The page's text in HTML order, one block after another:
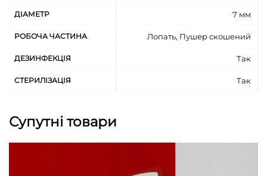
ДІАМЕТР 7 мм
РОБОЧА ЧАСТИНА Лопать, Пушер скошений
ДЕЗИНФЕКЦІЯ Так
СТЕРИЛІЗАЦІЯ Так
Супутні товари